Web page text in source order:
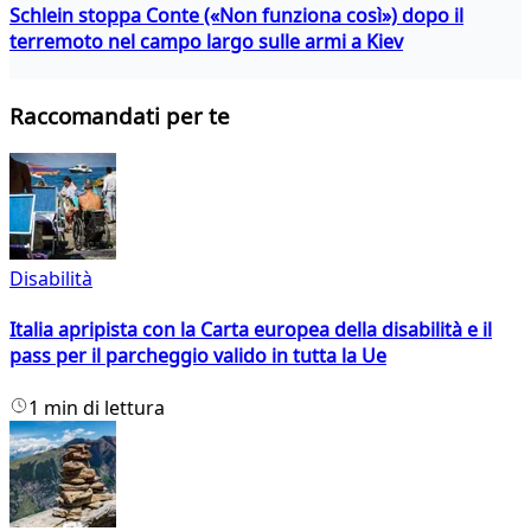
Schlein stoppa Conte («Non funziona così») dopo il
terremoto nel campo largo sulle armi a Kiev
Raccomandati per te
Disabilità
Italia apripista con la Carta europea della disabilità e il
pass per il parcheggio valido in tutta la Ue
1 min di lettura